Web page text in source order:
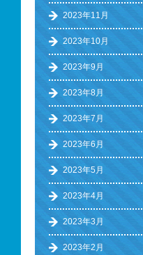
2023年11月
2023年10月
2023年9月
2023年8月
2023年7月
2023年6月
2023年5月
2023年4月
2023年3月
2023年2月